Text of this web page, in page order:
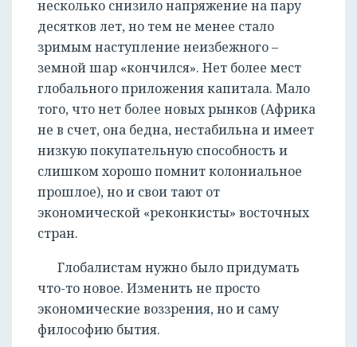
несколько снизило напряжение на пару
десятков лет, но тем не менее стало
зримым наступление неизбежного –
земной шар «кончился». Нет более мест
глобального приложения капитала. Мало
того, что нет более новых рынков (Африка
не в счет, она бедна, нестабильна и имеет
низкую покупательную способность и
слишком хорошо помнит колониальное
прошлое), но и свои тают от
экономической «реконкисты» восточных
стран.
Глобалистам нужно было придумать
что-то новое. Изменить не просто
экономические воззрения, но и саму
философию бытия.